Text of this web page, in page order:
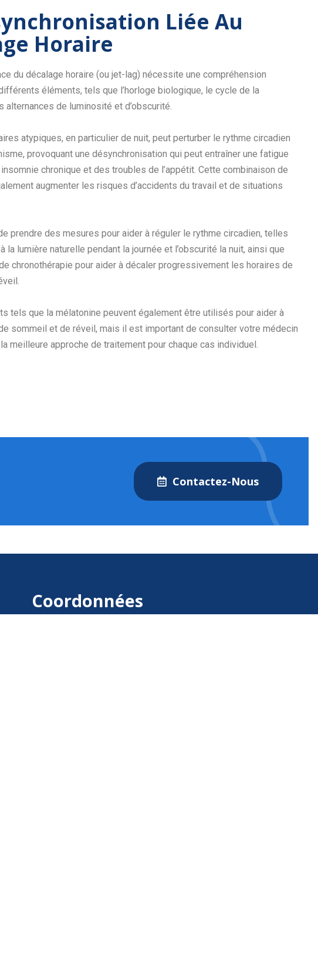
Liée Au
Horaire
du décalage horaire (ou jet-lag) nécessite une compréhension
éléments, tels que l’horloge biologique, le cycle de la
alternances de luminosité et d’obscurité.
atypiques, en particulier de nuit, peut perturber le rythme circadien
provoquant une désynchronisation qui peut entraîner une fatigue
chronique et des troubles de l’appétit. Cette combinaison de
augmenter les risques d’accidents du travail et de situations
prendre des mesures pour aider à réguler le rythme circadien, telles
la lumière naturelle pendant la journée et l’obscurité la nuit, ainsi que
chronothérapie pour aider à décaler progressivement les horaires de
tels que la mélatonine peuvent également être utilisés pour aider à
sommeil et de réveil, mais il est important de consulter votre médecin
meilleure approche de traitement pour chaque cas individuel.
Contactez-Nous
Coordonnées